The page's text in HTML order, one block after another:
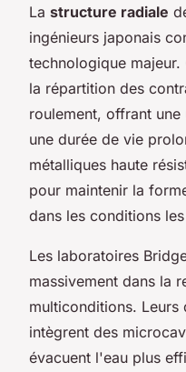
La structure radiale
ingénieurs japonais
technologique
la répartition des
roulement, offrant
une durée de vie
métalliques haute
pour maintenir la
dans les conditions
Les laboratoires
massivement dans la
multiconditions. Leurs
intègrent des
évacuent l'eau plus